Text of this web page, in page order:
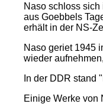
Naso schloss
aus Goebbels
erhält in der NS-
Naso geriet 1945
wieder
In der DDR stand
Einige Werke von